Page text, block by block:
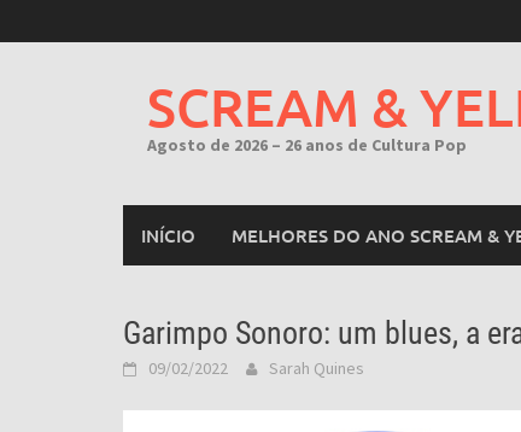
to
SCREAM &
Agosto de 2026 – 26 anos de Cultura Pop
INÍCIO MELHORES DO ANO SCREAM &
Garimpo Sonoro: um blues, a
09/02/2022 Sarah Quines